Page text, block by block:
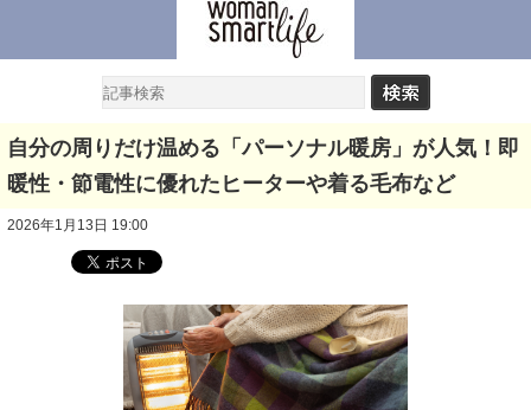
自分の周りだけ温める「パーソナル暖房」が人気！即
暖性・節電性に優れたヒーターや着る毛布など
2026年1月13日 19:00